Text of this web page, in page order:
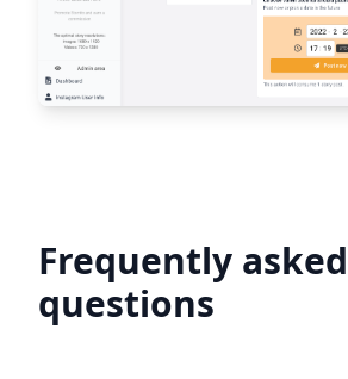
Frequently asked
questions